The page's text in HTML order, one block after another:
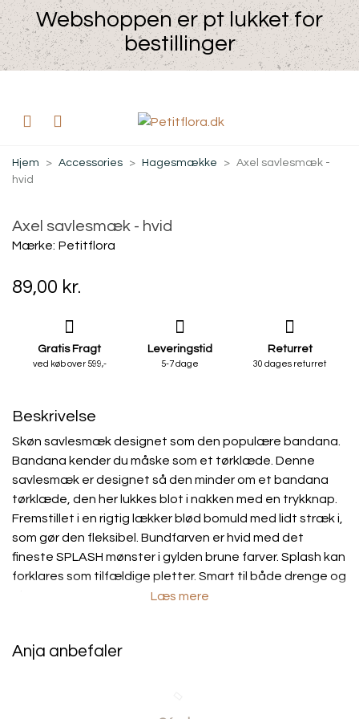
Webshoppen er pt lukket for
bestillinger
Hjem > Accessories > Hagesmække > Axel savlesmæk -
hvid
Axel savlesmæk - hvid
Mærke: Petitflora
89,00 kr.
Gratis Fragt
ved køb over 599,-
Leveringstid
5-7 dage
Returret
30 dages returret
Beskrivelse
Skøn savlesmæk designet som den populære bandana.
Bandana kender du måske som et tørklæde. Denne
savlesmæk er designet så den minder om et bandana
tørklæde, den her lukkes blot i nakken med en trykknap.
Fremstillet i en rigtig lækker blød bomuld med lidt stræk i,
som gør den fleksibel. Bundfarven er hvid med det
fineste SPLASH mønster i gylden brune farver. Splash kan
forklares som tilfældige pletter. Smart til både drenge og
Barnet kan selvfølgelig også bruge den til måltiderne, så
Læs mere
Anja anbefaler